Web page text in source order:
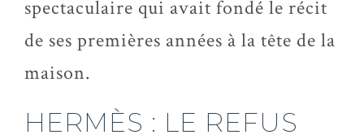
spectaculaire qui avait fondé le récit
de ses premières années à la tête de la
maison.
HERMÈS : LE REFUS